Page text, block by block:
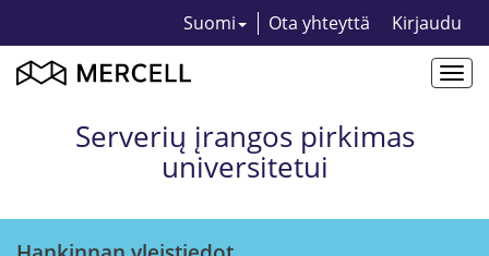
Suomi Ota yhteyttä Kirjaudu
Serverių įrangos pirkimas
universitetui